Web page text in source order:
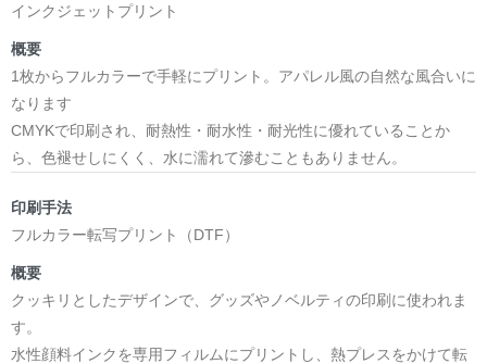
インクジェットプリント
概要
1枚からフルカラーで手軽にプリント。アパレル風の自然な風合いに
なります
CMYKで印刷され、耐熱性・耐水性・耐光性に優れていることか
ら、色褪せしにくく、水に濡れて滲むこともありません。
印刷手法
フルカラー転写プリント（DTF）
概要
クッキリとしたデザインで、グッズやノベルティの印刷に使われま
す。
水性顔料インクを専用フィルムにプリントし、熱プレスをかけて転